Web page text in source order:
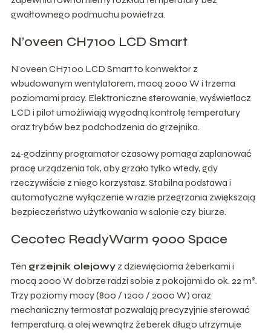
gwałtownego podmuchu powietrza.
N’oveen CH7100 LCD Smart
N’oveen CH7100 LCD Smart to konwektor z
wbudowanym wentylatorem, mocą 2000 W i trzema
poziomami pracy. Elektroniczne sterowanie, wyświetlacz
LCD i pilot umożliwiają wygodną kontrolę temperatury
oraz trybów bez podchodzenia do grzejnika.
24‑godzinny programator czasowy pomaga zaplanować
pracę urządzenia tak, aby grzało tylko wtedy, gdy
rzeczywiście z niego korzystasz. Stabilna podstawa i
automatyczne wyłączenie w razie przegrzania zwiększają
bezpieczeństwo użytkowania w salonie czy biurze.
Cecotec ReadyWarm 9000 Space
Ten grzejnik olejowyz dziewięcioma żeberkami i
mocą 2000 W dobrze radzi sobie z pokojami do ok. 22 m².
Trzy poziomy mocy (800 / 1200 / 2000 W) oraz
mechaniczny termostat pozwalają precyzyjnie sterować
temperaturą, a olej wewnątrz żeberek długo utrzymuje